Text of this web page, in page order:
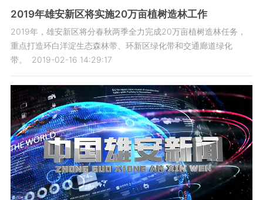
2019年雄安新区将实施20万亩植树造林工作
2019年，雄安新区将分春秋两季全力完成20万亩植树造林任务，
重点打造环白洋淀生态森林带、环新区绿化带和交通廊道绿化
带。
2019-02-16 14:29:17